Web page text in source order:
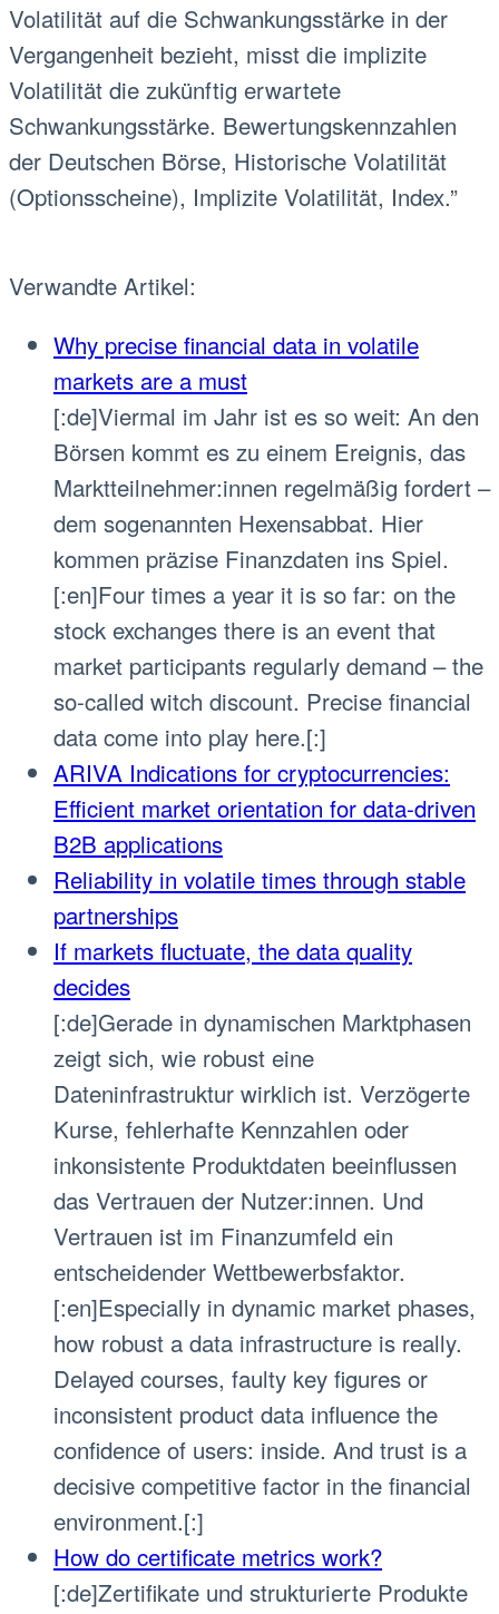
Volatilität auf die Schwankungsstärke in der
Vergangenheit bezieht, misst die implizite
Volatilität die zukünftig erwartete
Schwankungsstärke. Bewertungskennzahlen
der Deutschen Börse, Historische Volatilität
(Optionsscheine), Implizite Volatilität, Index.”
Verwandte Artikel:
Why precise financial data in volatile
markets are a must
[:de]Viermal im Jahr ist es so weit: An den
Börsen kommt es zu einem Ereignis, das
Marktteilnehmer:innen regelmäßig fordert –
dem sogenannten Hexensabbat. Hier
kommen präzise Finanzdaten ins Spiel.
[:en]Four times a year it is so far: on the
stock exchanges there is an event that
market participants regularly demand – the
so-called witch discount. Precise financial
data come into play here.[:]
ARIVA Indications for cryptocurrencies:
Efficient market orientation for data-driven
B2B applications
Reliability in volatile times through stable
partnerships
If markets fluctuate, the data quality
decides
[:de]Gerade in dynamischen Marktphasen
zeigt sich, wie robust eine
Dateninfrastruktur wirklich ist. Verzögerte
Kurse, fehlerhafte Kennzahlen oder
inkonsistente Produktdaten beeinflussen
das Vertrauen der Nutzer:innen. Und
Vertrauen ist im Finanzumfeld ein
entscheidender Wettbewerbsfaktor.
[:en]Especially in dynamic market phases,
how robust a data infrastructure is really.
Delayed courses, faulty key figures or
inconsistent product data influence the
confidence of users: inside. And trust is a
decisive competitive factor in the financial
environment.[:]
How do certificate metrics work?
[:de]Zertifikate und strukturierte Produkte